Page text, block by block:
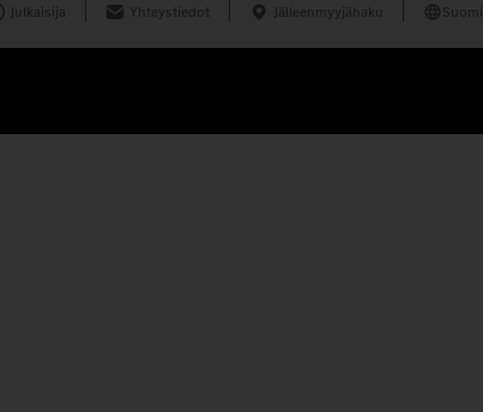
Julkaisija Yhteystiedot Jälleenmyyjähaku Suomi